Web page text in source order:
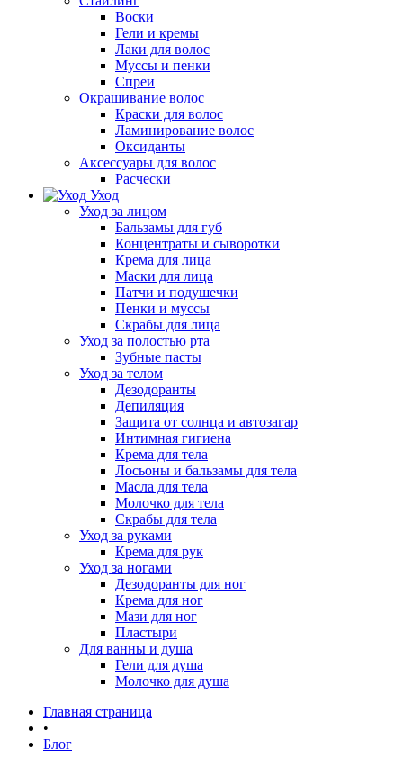
Воски
Гели и кремы
Лаки для волос
Муссы и пенки
Спреи
Окрашивание волос
Краски для волос
Ламинирование волос
Оксиданты
Аксессуары для волос
Расчески
Уход
Уход за лицом
Бальзамы для губ
Концентраты и сыворотки
Крема для лица
Маски для лица
Патчи и подушечки
Пенки и муссы
Скрабы для лица
Уход за полостью рта
Зубные пасты
Уход за телом
Дезодоранты
Депиляция
Защита от солнца и автозагар
Интимная гигиена
Крема для тела
Лосьоны и бальзамы для тела
Масла для тела
Молочко для тела
Скрабы для тела
Уход за руками
Крема для рук
Уход за ногами
Дезодоранты для ног
Крема для ног
Мази для ног
Пластыри
Для ванны и душа
Гели для душа
Молочко для душа
Главная страница
•
Блог